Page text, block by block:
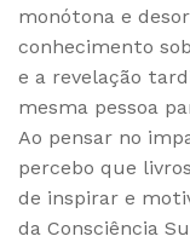
monótona e
conhecimento
e a revelação
mesma pessoa
Ao pensar no
percebo que
de inspirar e
da Consciência